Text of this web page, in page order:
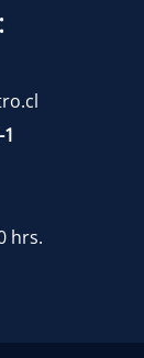
hrs.